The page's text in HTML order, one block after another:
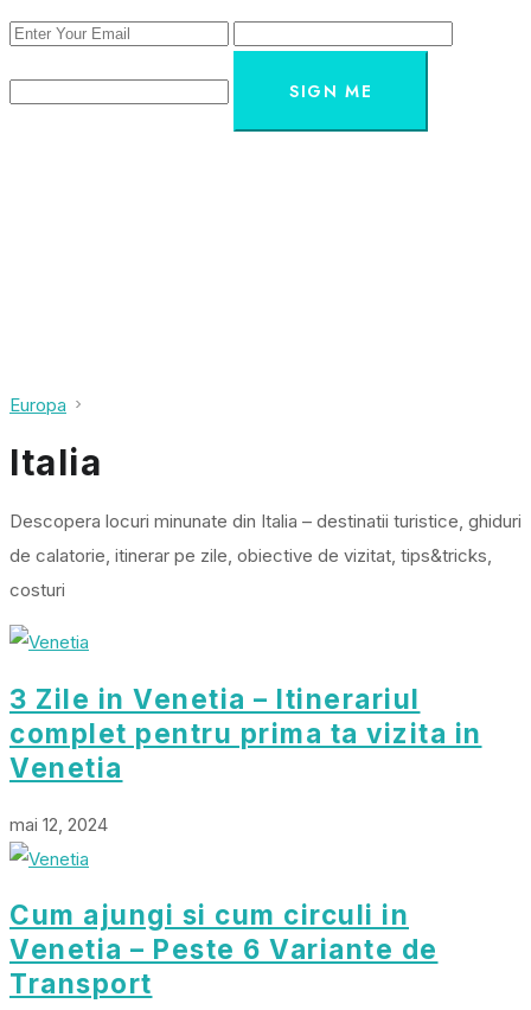
SIGN ME
Europa
Italia
Descopera locuri minunate din Italia – destinatii turistice, ghiduri
de calatorie, itinerar pe zile, obiective de vizitat, tips&tricks,
costuri
3 Zile in Venetia – Itinerariul
complet pentru prima ta vizita in
Venetia
mai 12, 2024
Cum ajungi si cum circuli in
Venetia – Peste 6 Variante de
Transport